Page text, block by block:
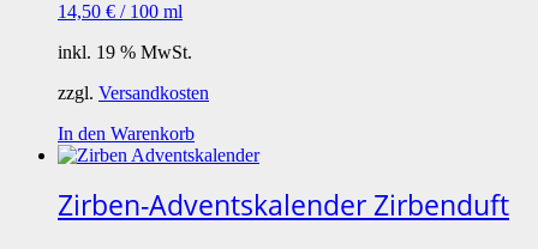
14,50 € / 100 ml
inkl. 19 % MwSt.
zzgl. Versandkosten
In den Warenkorb
Zirben-Adventskalender Zirbenduft